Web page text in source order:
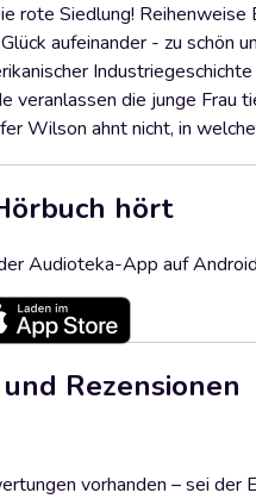
rote Siedlung!
aufeinander - zu schön
veranlassen die junge Frau
Wilson ahnt nicht, in
hört
Audioteka-App auf
Rezensionen
vorhanden – sei der